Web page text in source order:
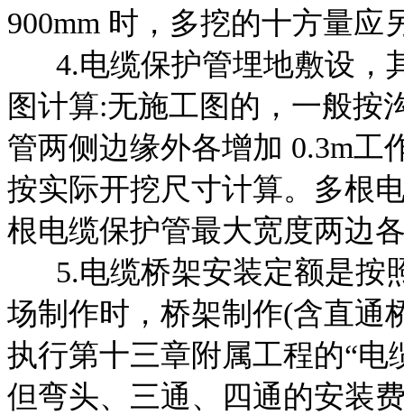
900mm 时，多挖的十方量应
4.电缆保护管埋地敷设，
图计算:无施工图的，一般按
管两侧边缘外各增加 0.3m工
按实际开挖尺寸计算。多根
根电缆保护管最大宽度两边
5.电缆桥架安装定额是按
场制作时，桥架制作(含直通
执行第十三章附属工程的“
但弯头、三通、四通的安装